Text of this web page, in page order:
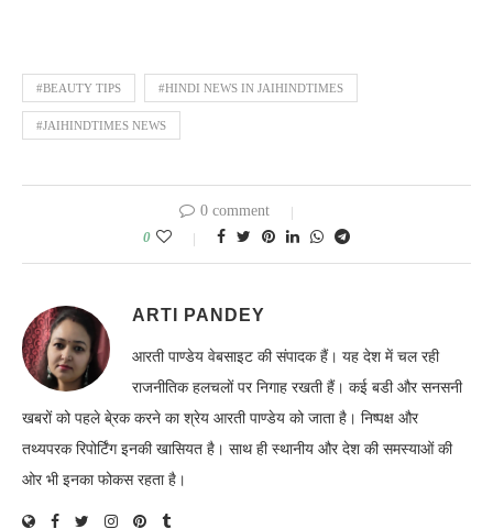
#BEAUTY TIPS #HINDI NEWS IN JAIHINDTIMES
#JAIHINDTIMES NEWS
0 comment
0
ARTI PANDEY
आरती पाण्डेय वेबसाइट की संपादक हैं। यह देश में चल रही
राजनीतिक हलचलों पर निगाह रखती हैं। कई बडी और सनसनी
खबरों को पहले बे्रक करने का श्रेय आरती पाण्डेय को जाता है। निष्पक्ष और
तथ्यपरक रिपोर्टिंग इनकी खासियत है। साथ ही स्थानीय और देश की समस्याओं की
ओर भी इनका फोकस रहता है।